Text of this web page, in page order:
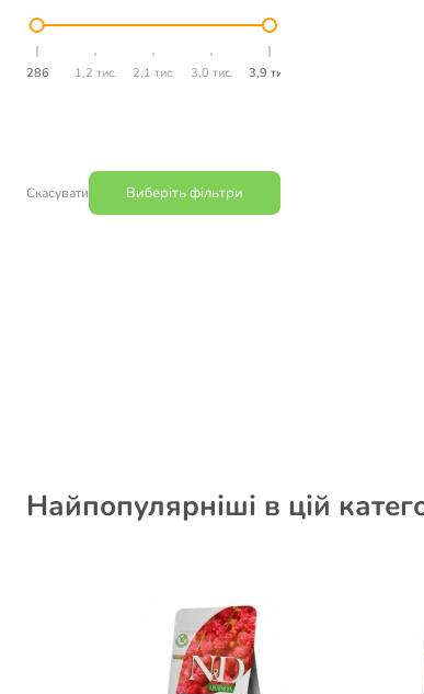
286 1,2 тис. 2,1 тис. 3,0 тис. 3,9 тис.
Скасувати Виберіть фільтри
Найпопулярніші в цій